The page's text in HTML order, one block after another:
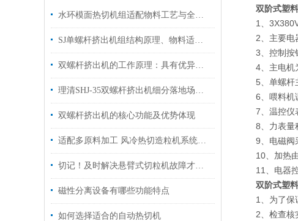
水环模面热切机组适配物料工艺与全流程运维保养技术解析
SJ单螺杆挤出机组结构原理、物料适配与长期运维管控技术
双螺杆挤出机的工作原理：具有优异的混合均匀性
理清SHJ-35双螺杆挤出机细分落地场景匹配各类材料加工试验
双螺杆挤出机的核心功能及优势体现
适配多原料加工 风冷热切造粒机系统构成与工况应用
切记！及时解决悬臂式切粒机故障才能够保障颗粒成品规格统一
磁性分离设备有哪些功能特点
如何选择适合的自动热切机
双阶式塑
1、3X380V
2、主要电器
3、控制按
4、主电机为
5、单螺杆主
6、喂料机调
7、温控仪表
8、力表量
9、电磁阀
10、加热由
11、电器控
双阶式塑
1、为了保证
2、检查核实